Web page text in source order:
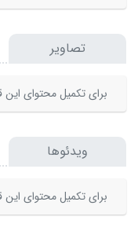
تصاویر
برای تکمیل محتوای
ویدئوها
برای تکمیل محتوای